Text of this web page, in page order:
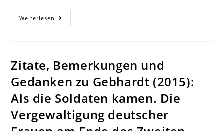
Weiterlesen Zitate,
Bemerkungen
Und
Johr
BeFreier
Und
Befreite
Zitate, Bemerkungen und
Gedanken zu Gebhardt (2015):
Als die Soldaten kamen. Die
Vergewaltigung deutscher